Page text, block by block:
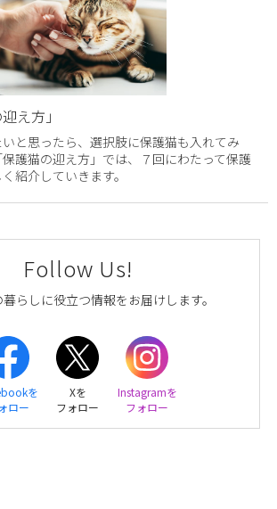
え方」
と思ったら、選択肢に保護猫も入れてみ
護猫の迎え方」では、７回にわたって保護
紹介していきます。
Follow Us!
らしに役立つ情報をお届けします。
を
ロー
Xを
フォロー
Instagramを
フォロー